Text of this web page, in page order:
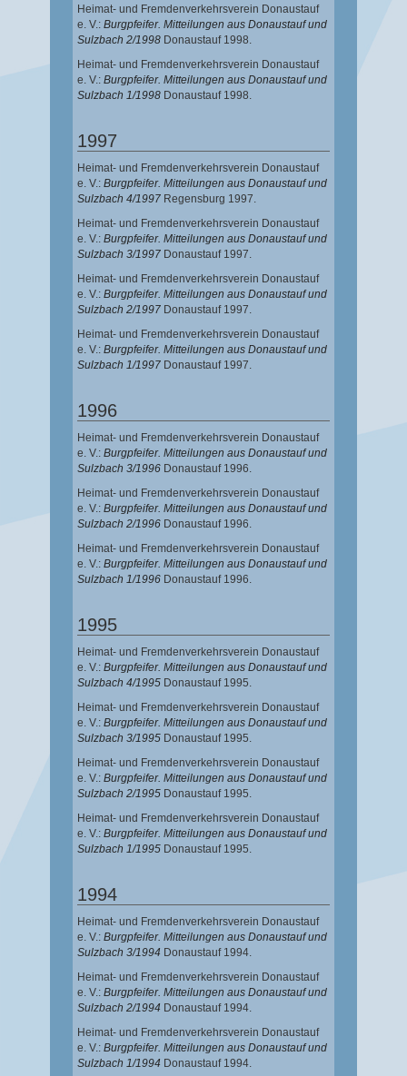
Heimat- und Fremdenverkehrsverein Donaustauf
e. V.: Burgpfeifer. Mitteilungen aus Donaustauf und
Sulzbach 2/1998 Donaustauf 1998.
Heimat- und Fremdenverkehrsverein Donaustauf
e. V.: Burgpfeifer. Mitteilungen aus Donaustauf und
Sulzbach 1/1998 Donaustauf 1998.
1997
Heimat- und Fremdenverkehrsverein Donaustauf
e. V.: Burgpfeifer. Mitteilungen aus Donaustauf und
Sulzbach 4/1997 Regensburg 1997.
Heimat- und Fremdenverkehrsverein Donaustauf
e. V.: Burgpfeifer. Mitteilungen aus Donaustauf und
Sulzbach 3/1997 Donaustauf 1997.
Heimat- und Fremdenverkehrsverein Donaustauf
e. V.: Burgpfeifer. Mitteilungen aus Donaustauf und
Sulzbach 2/1997 Donaustauf 1997.
Heimat- und Fremdenverkehrsverein Donaustauf
e. V.: Burgpfeifer. Mitteilungen aus Donaustauf und
Sulzbach 1/1997 Donaustauf 1997.
1996
Heimat- und Fremdenverkehrsverein Donaustauf
e. V.: Burgpfeifer. Mitteilungen aus Donaustauf und
Sulzbach 3/1996 Donaustauf 1996.
Heimat- und Fremdenverkehrsverein Donaustauf
e. V.: Burgpfeifer. Mitteilungen aus Donaustauf und
Sulzbach 2/1996 Donaustauf 1996.
Heimat- und Fremdenverkehrsverein Donaustauf
e. V.: Burgpfeifer. Mitteilungen aus Donaustauf und
Sulzbach 1/1996 Donaustauf 1996.
1995
Heimat- und Fremdenverkehrsverein Donaustauf
e. V.: Burgpfeifer. Mitteilungen aus Donaustauf und
Sulzbach 4/1995 Donaustauf 1995.
Heimat- und Fremdenverkehrsverein Donaustauf
e. V.: Burgpfeifer. Mitteilungen aus Donaustauf und
Sulzbach 3/1995 Donaustauf 1995.
Heimat- und Fremdenverkehrsverein Donaustauf
e. V.: Burgpfeifer. Mitteilungen aus Donaustauf und
Sulzbach 2/1995 Donaustauf 1995.
Heimat- und Fremdenverkehrsverein Donaustauf
e. V.: Burgpfeifer. Mitteilungen aus Donaustauf und
Sulzbach 1/1995 Donaustauf 1995.
1994
Heimat- und Fremdenverkehrsverein Donaustauf
e. V.: Burgpfeifer. Mitteilungen aus Donaustauf und
Sulzbach 3/1994 Donaustauf 1994.
Heimat- und Fremdenverkehrsverein Donaustauf
e. V.: Burgpfeifer. Mitteilungen aus Donaustauf und
Sulzbach 2/1994 Donaustauf 1994.
Heimat- und Fremdenverkehrsverein Donaustauf
e. V.: Burgpfeifer. Mitteilungen aus Donaustauf und
Sulzbach 1/1994 Donaustauf 1994.